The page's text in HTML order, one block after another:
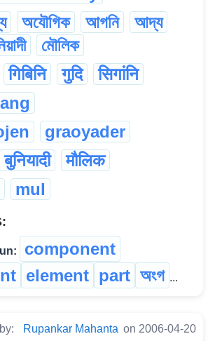
অযৌগিক আগনি
আদ্য
মৌলিক
गिबिनि गुदि सिगांनि
graoyader
बुनियादी मौलिक
mul
component
element part অংগ ...
Rupankar Mahanta on 2006-04-20